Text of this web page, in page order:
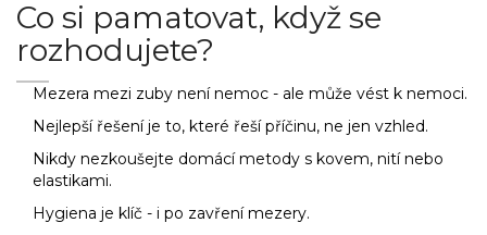
Co si pamatovat, když se
rozhodujete?
Mezera mezi zuby není nemoc - ale může vést k nemoci.
Nejlepší řešení je to, které řeší příčinu, ne jen vzhled.
Nikdy nezkoušejte domácí metody s kovem, nití nebo
elastikami.
Hygiena je klíč - i po zavření mezery.